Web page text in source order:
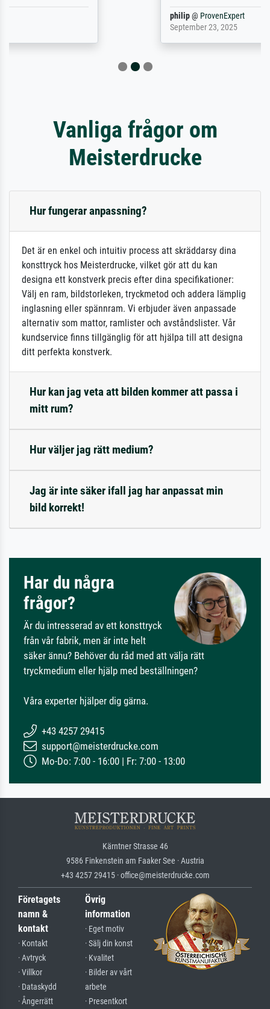
Vanliga frågor om
Meisterdrucke
Hur fungerar anpassning?
Det är en enkel och intuitiv process att skräddarsy dina
konsttryck hos Meisterdrucke, vilket gör att du kan
designa ett konstverk precis efter dina specifikationer:
Välj en ram, bildstorleken, tryckmetod och addera lämplig
inglasning eller spännram. Vi erbjuder även anpassade
alternativ som mattor, ramlister och avståndslister. Vår
kundservice finns tillgänglig för att hjälpa till att designa
ditt perfekta konstverk.
Hur kan jag veta att bilden kommer att passa i
mitt rum?
Hur väljer jag rätt medium?
Jag är inte säker ifall jag har anpassat min
bild korrekt!
Har du några
frågor?
Är du intresserad av ett konsttryck
från vår fabrik, men är inte helt
säker ännu? Behöver du råd med att välja rätt
tryckmedium eller hjälp med beställningen?
Våra experter hjälper dig gärna.
+43 4257 29415
support@meisterdrucke.com
Mo-Do: 7:00 - 16:00 | Fr: 7:00 - 13:00
Kärntner Strasse 46
9586 Finkenstein am Faaker See · Austria
+43 4257 29415 · office@meisterdrucke.com
Företagets
namn &
kontakt
· Kontakt
· Avtryck
· Villkor
· Dataskydd
· Ångerrätt
Övrig
information
· Eget motiv
· Sälj din konst
· Kvalitet
· Bilder av vårt
arbete
· Presentkort